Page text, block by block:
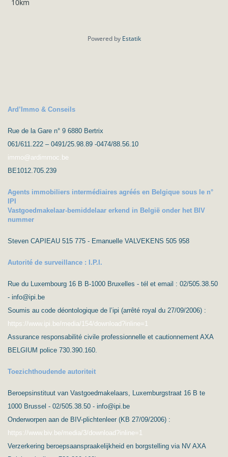
10km
Powered by Estatik
Ard’Immo & Conseils
Rue de la Gare n° 9 6880 Bertrix
061/611.222 – 0491/25.98.89 -0474/88.56.10
immo@ardimmoc.be
BE1012.705.239
Agents immobiliers intermédiaires agréés en Belgique sous le n°
IPI
Vastgoedmakelaar-bemiddelaar erkend in België onder het BIV
nummer
Steven CAPIEAU 515 775 - Emanuelle VALVEKENS 505 958
Autorité de surveillance : I.P.I.
Rue du Luxembourg 16 B B-1000 Bruxelles - tél et email : 02/505.38.50
- info@ipi.be
Soumis au code déontologique de l’ipi (arrêté royal du 27/09/2006) :
https://www.ipi.be/media/154/download?inline=1
Assurance responsabilité civile professionnelle et cautionnement AXA
BELGIUM police 730.390.160.
Toezichthoudende autoriteit
Beroepsinstituut van Vastgoedmakelaars, Luxemburgstraat 16 B te
1000 Brussel - 02/505.38.50 - info@ipi.be
Onderworpen aan de BIV-plichtenleer (KB 27/09/2006) :
https://www.biv.be/media/3/download?inline=1
Verzerkering beroepsaanspraakelijkheid en borgstelling via NV AXA